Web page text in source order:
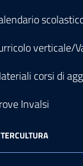
verticale/
corsi di
Invalsi